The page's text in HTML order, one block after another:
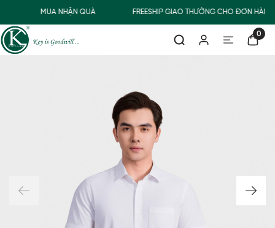
MUA NHẬN QUÀ FREESHIP GIAO THƯỜNG CHO ĐƠN
0